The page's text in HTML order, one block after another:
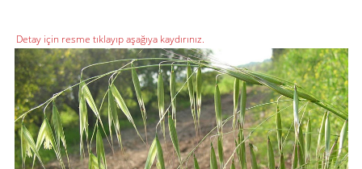
Detay için resme tıklayıp aşağıya kaydırınız.